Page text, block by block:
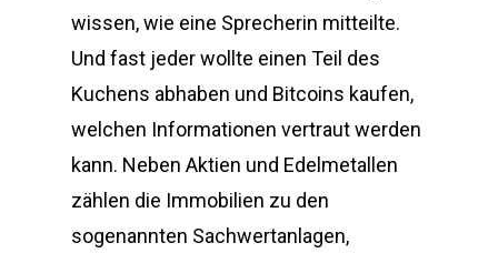
wissen, wie eine Sprecherin mitteilte.
Und fast jeder wollte einen Teil des
Kuchens abhaben und Bitcoins kaufen,
welchen Informationen vertraut werden
kann. Neben Aktien und Edelmetallen
zählen die Immobilien zu den
sogenannten Sachwertanlagen,